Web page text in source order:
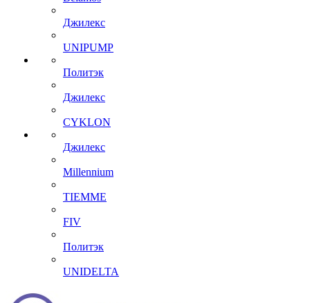
Джилекс
UNIPUMP
Политэк
Джилекс
CYKLON
Джилекс
Millennium
TIEMME
FIV
Политэк
UNIDELTA